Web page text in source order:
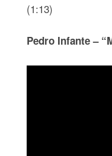
(1:13)
Pedro Infante –